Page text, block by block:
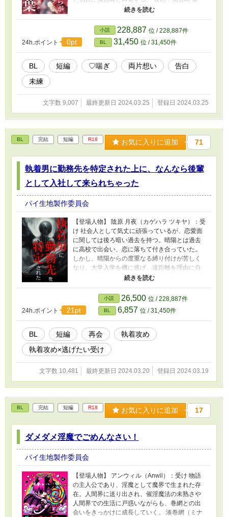
えると泣いて喜びます：https://marshmallow-
qa.com/8wk9xo87onpix02?
t=dlOeZc&utm_medium=url_text&utm_source=p
(かがさき かなで) 穏やかで温厚な性格。周囲か
らの信頼が厚く、人当たりが良い。スポーツ万
能でバスケが上手い。学校の人気者だが、実は
内に秘めた想いを抱えている。 【あらすじ】 加
賀崎は学校のアイドル的存在だった。彼の周り
には常に友人たちが集まり、スポーツや勉強で
活躍する姿は、誰もが憧れる存在だった。 一
方、阿比留子は、内気で地味な存在だった。学
加賀崎の部活の全校生徒応援に行くことにな
顔に心を奪われた阿比留子は、彼に対する特別
な感情を抱くようになる。阿比留子は自分の気
持ちに気付き始め、加賀崎に対する特別な感情
に気付く。彼は加賀崎に近づき、彼との距離を
縮めようと努力するが、阿比留子は加賀崎の
「好きな子」の存在が気になってしまい、素直
になれない。 卒業式の日、阿比留は勇気を振り
絞り、加賀崎に告白する決意をする。しかし、
まう（実は、加賀崎には現在好きな人がい
る）。加賀崎には思いをはせる人物がいたこと
を知った阿比留子は、彼に対する思いを胸に秘
めながらも、一言も告げることなく卒業を迎え
る。 二人の間には未練が残ったまま、卒業式の
幕が閉じられる。阿比留は口にすることができ
なかった一言を胸に抱え、加賀崎と再会するの
だった。 更新報告用のX（Twitter）をフォローす
ると作品更新に早く気づけて便利です X（旧
秘話ブログ： https://piedough.fanbox.cc/ メッセ
ージもらえると泣いて喜びます：
https://marshmallow-qa.com/8wk9xo87onpix02?
t=dlOeZc&utm_medium=url_text&utm_source=p
romotion
24h.ポイント 0pt
小説 228,887 位 / 228,887件
BL 31,450 位 / 31,450件
BL 短編 ♡喘ぎ 両片想い
告白
未練
文字数 9,007 最終更新日 2024.03.25 登録日 2024.03.25
BL 完結 短編 R18 お気に入りに追加 71
執着男に勤務先を特定された上に、なんなら後輩
として入社して来られちゃった
パイ生地製作委員会
【登場人物】 陰原 月夜（カゲハラ ツキヤ）：受
け 社会人として気丈に頑張っているが、恋愛面
に関しては後ろ暗い過去を持つ。晴陽とは過去
に高校で出会い、恋に落ちて付き合っていた。
しかし、晴陽からの度重なる縛り付けが苦しく
なり、大学入学を機に逃げ、遠距離を理由に自
然消滅で晴陽と別れた。 太陽 晴陽（タイヨウ ハ
ルヒ）：攻め 明るく元気な性格で、周囲からの
人気が高い。しかしその実、月夜との関係を大
切にするあまり、執着してしまう面もある。大
学卒業後、月夜と同じ会社に入社した。 【あら
すじ】 晴陽と月夜は、高校時代に出会い、互
いに深い愛情を育んだ。しかし、海が大学進学
のため遠くに引っ越すことになり、二人の間に
は別れが訪れた。遠距離恋愛は困難を伴い、や
数年後、月夜は大学を卒業し、有名企業に就職
入社員として月夜の勤務先を訪れ、再び二人の
心は交わる。時間が経ち、お互いが成長し変わ
ったことを認識しながらも、彼らの愛は再燃す
る。しかし、遠距離恋愛の過去の痛みが未だに
彼らの心に影を落としていた。 更新報告用の
X（Twitter）をフォローすると作品更新に早く気
づけて便利です X（旧Twitter）：
https://twitter.com/piedough_bl 制作秘話ブロ
グ： https://piedough.fanbox.cc/ メッセージもら
qa.com/8wk9xo87onpix02?
t=dlOeZc&utm_medium=url_text&utm_source=p
romotion
24h.ポイント 21pt
小説 26,500 位 / 228,887件
BL 6,857 位 / 31,450件
BL 短編 再会
執着攻め
執着攻め×逃げたい受け
文字数 10,481 最終更新日 2024.03.20 登録日 2024.03.19
BL 完結 短編 R18 お気に入りに追加 17
ダメダメ淫魔でごめんなさい！
パイ生地製作委員会
【登場人物】 アンウィル（Anwil）：受け 物語
の主人公であり、淫魔として魔界で生まれた存
在。人間界に送り出され、催淫魔法の未熟さや
人間界での生活に戸惑いながらも、巻網との出
会いをきっかけに成長していく。 湊巻網（ミナ